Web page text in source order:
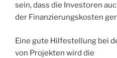
sein, dass die Investoren
der Finanzierungskosten
Eine gute Hilfestellung bei
von Projekten wird die